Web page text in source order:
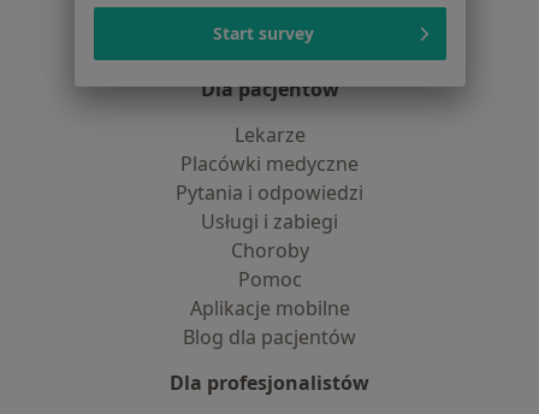
Centrum prasowe
Kontakt
Dla pacjentów
Lekarze
Placówki medyczne
Pytania i odpowiedzi
Usługi i zabiegi
Choroby
Pomoc
Aplikacje mobilne
Blog dla pacjentów
Dla profesjonalistów
Start survey